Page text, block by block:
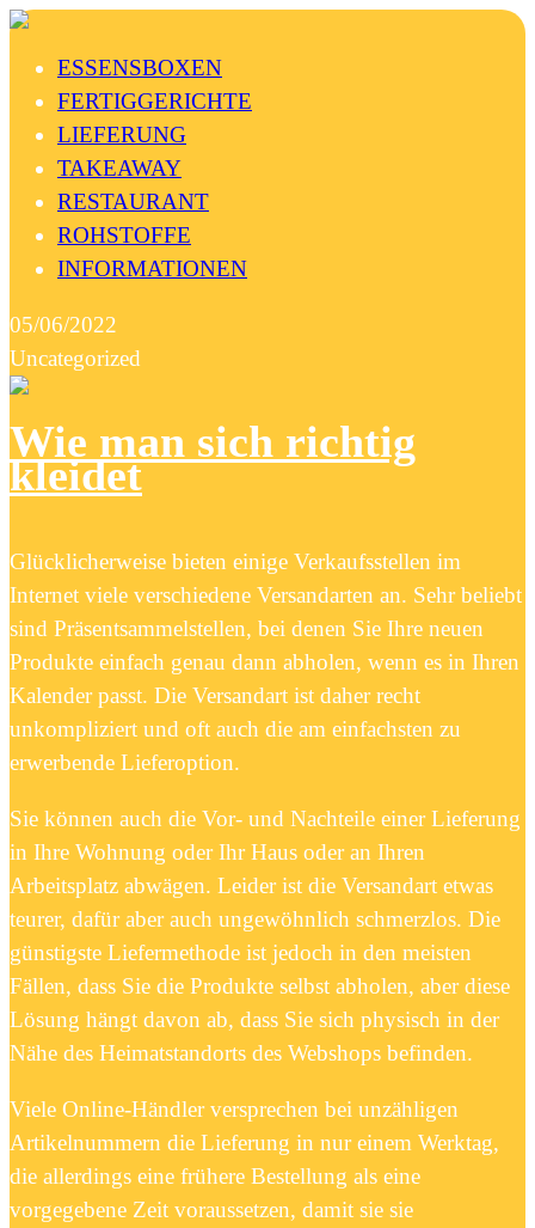
ESSENSBOXEN
FERTIGGERICHTE
LIEFERUNG
TAKEAWAY
RESTAURANT
ROHSTOFFE
INFORMATIONEN
05/06/2022
Uncategorized
Wie man sich richtig
kleidet
Glücklicherweise bieten einige Verkaufsstellen im
Internet viele verschiedene Versandarten an. Sehr beliebt
sind Präsentsammelstellen, bei denen Sie Ihre neuen
Produkte einfach genau dann abholen, wenn es in Ihren
Kalender passt. Die Versandart ist daher recht
unkompliziert und oft auch die am einfachsten zu
erwerbende Lieferoption.
Sie können auch die Vor- und Nachteile einer Lieferung
in Ihre Wohnung oder Ihr Haus oder an Ihren
Arbeitsplatz abwägen. Leider ist die Versandart etwas
teurer, dafür aber auch ungewöhnlich schmerzlos. Die
günstigste Liefermethode ist jedoch in den meisten
Fällen, dass Sie die Produkte selbst abholen, aber diese
Lösung hängt davon ab, dass Sie sich physisch in der
Nähe des Heimatstandorts des Webshops befinden.
Viele Online-Händler versprechen bei unzähligen
Artikelnummern die Lieferung in nur einem Werktag,
die allerdings eine frühere Bestellung als eine
vorgegebene Zeit voraussetzen, damit sie sie